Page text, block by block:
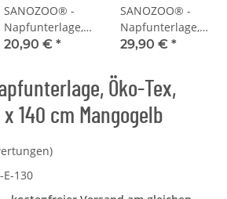
SANOZOO® -
Napfunterlage,
Öko-Tex,
cm Mangogelb
20,90 € *
SANOZOO® -
Napfunterlage,
Öko-Tex,
cm Mangogelb
29,90 € *
Öko-Tex,
140 cm Mangogelb
E-130